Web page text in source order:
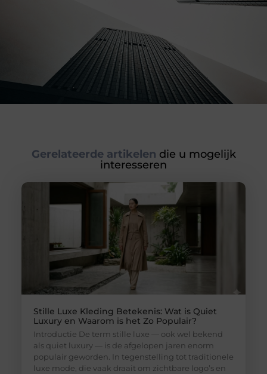
Gerelateerde artikelen die u mogelijk
interesseren
Stille Luxe Kleding Betekenis: Wat is Quiet
Luxury en Waarom is het Zo Populair?
Introductie De term stille luxe — ook wel bekend
als quiet luxury — is de afgelopen jaren enorm
populair geworden. In tegenstelling tot traditionele
luxe mode, die vaak draait om zichtbare logo’s en